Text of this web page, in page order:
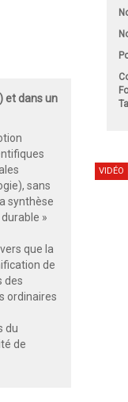
et dans un
sans
synthèse
»
que la
de
des
ordinaires
du
de
VIDÉO